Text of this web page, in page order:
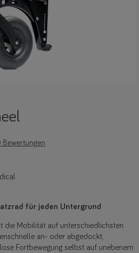
Bewertungen
für jeden Untergrund
die Mobilität auf unterschiedlichsten
an- oder abgedockt,
Fortbewegung selbst auf unebenem